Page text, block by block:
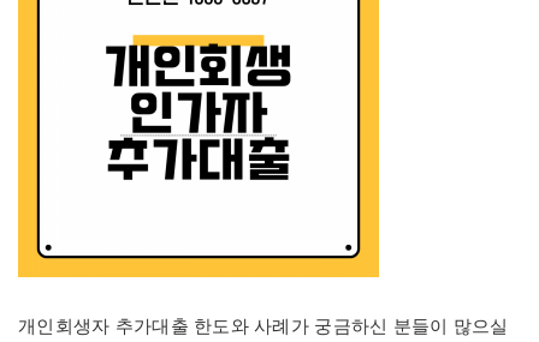
개인회생자 추가대출 한도와 사례가 궁금하신 분들이 많으실